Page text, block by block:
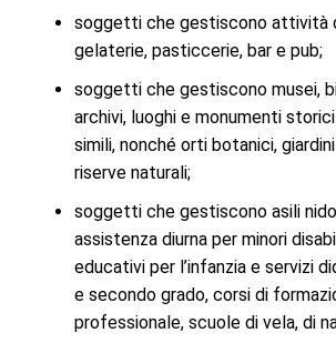
soggetti che gestiscono attività
gelaterie, pasticcerie, bar e pub;
soggetti che gestiscono musei,
archivi, luoghi e monumenti
simili, nonché orti botanici,
riserve naturali;
soggetti che gestiscono asili
assistenza diurna per minori
educativi per l’infanzia e servizi
e secondo grado, corsi di
professionale, scuole di vela, di